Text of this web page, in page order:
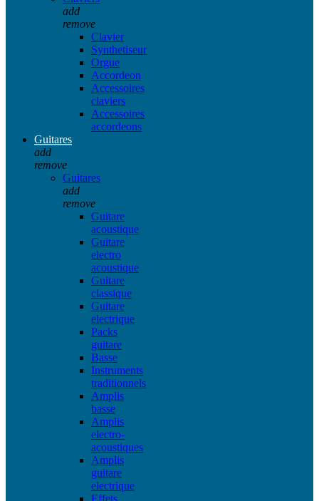
add
remove
Clavier
Synthetiseur
Orgue
Accordeon
Accessoires
claviers
Accessoires
accordeons
Guitares
add
remove
Guitares
add
remove
Guitare
acoustique
Guitare
electro
acoustique
Guitare
classique
Guitare
electrique
Packs
guitare
Basse
Instruments
traditionnels
Amplis
basse
Amplis
electro-
acoustiques
Amplis
guitare
electrique
Effets